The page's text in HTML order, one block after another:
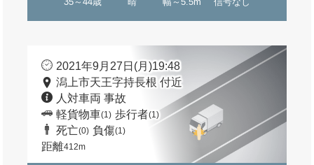
2021年9月27日(月)19:48
潟上市天王字持長根 付近
人対車両 事故
軽貨物車(1) 歩行者(1)
死亡(0) 負傷(1)
距離412m